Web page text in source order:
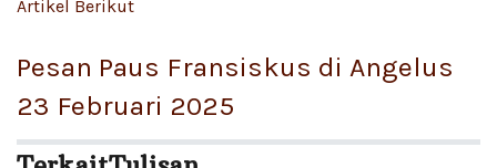
Artikel Berikut
Pesan Paus Fransiskus di Angelus
23 Februari 2025